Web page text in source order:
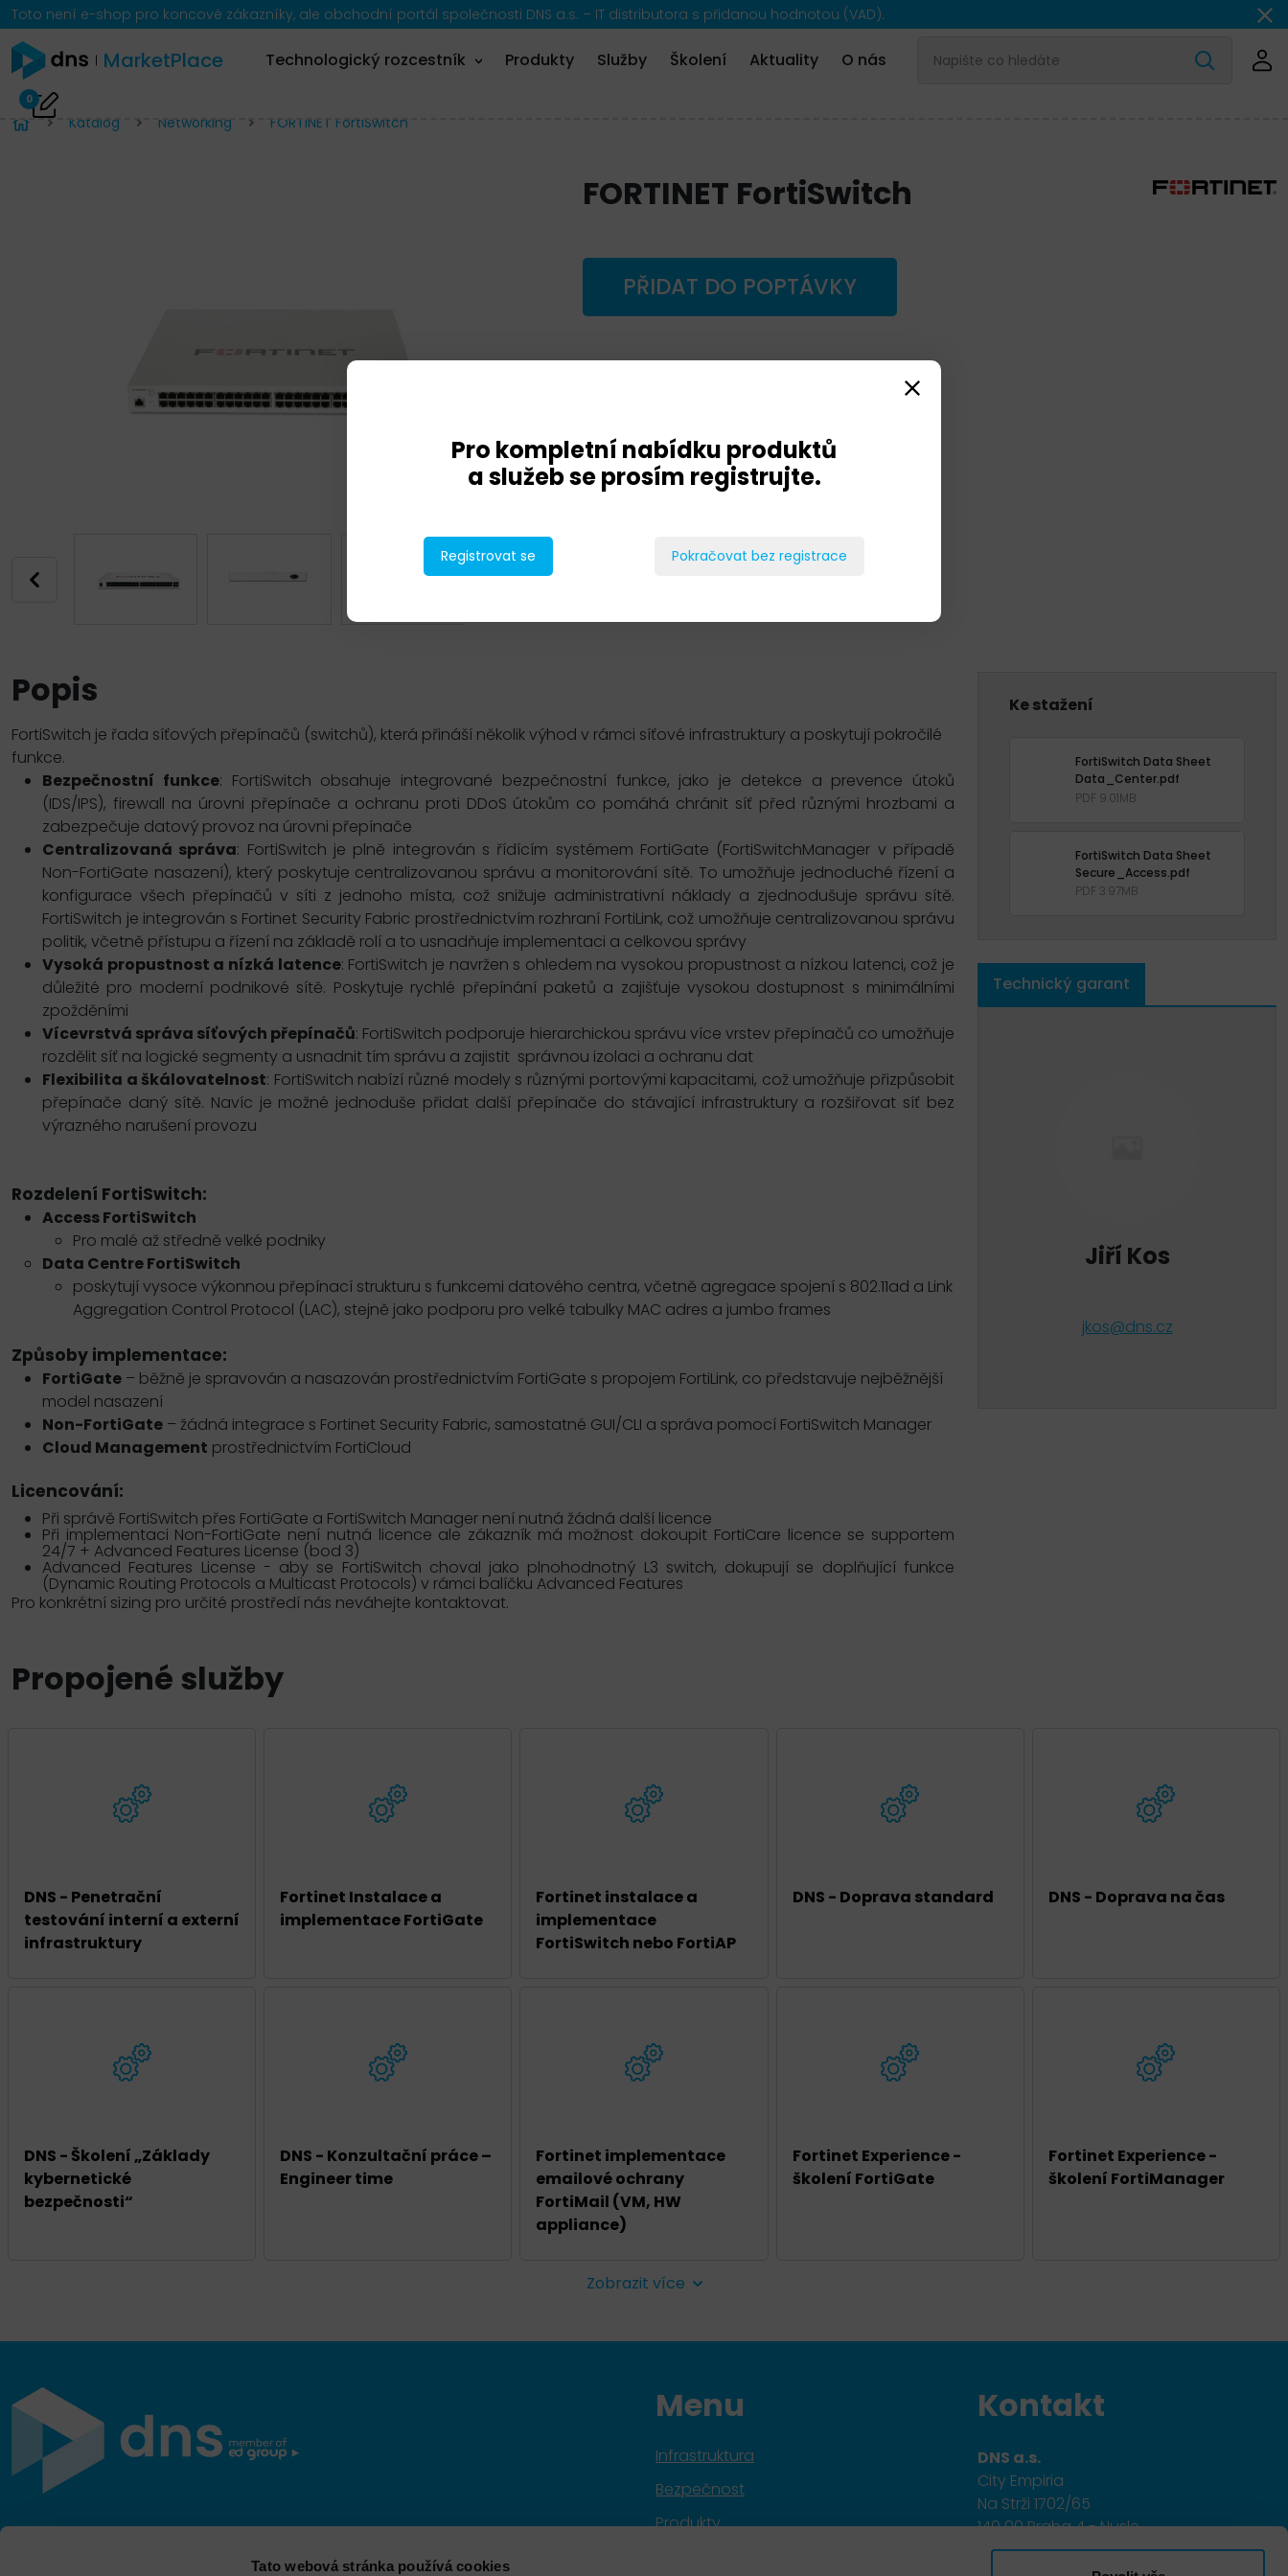
Tato webová stránka používá cookies
Toto není e-shop pro koncové zákazníky, ale obchodní portál společnosti DNS a.s. – IT distributora s přidanou hodnotou (VAD).
MarketPlace Technologický rozcestník Produkty Služby Školení Aktuality O nás
0
Katalog Networking FORTINET FortiSwitch
FORTINET FortiSwitch
PŘIDAT DO POPTÁVKY
Popis
FortiSwitch je řada síťových přepínačů (switchů), která přináší několik výhod v rámci síťové infrastruktury a poskytují pokročilé
funkce.
Bezpečnostní funkce: FortiSwitch obsahuje integrované bezpečnostní funkce, jako je detekce a prevence útoků
(IDS/IPS), firewall na úrovni přepínače a ochranu proti DDoS útokům co pomáhá chránit síť před různými hrozbami a
zabezpečuje datový provoz na úrovni přepínače
Centralizovaná správa: FortiSwitch je plně integrován s řídícím systémem FortiGate (FortiSwitchManager v případě
Non-FortiGate nasazení), který poskytuje centralizovanou správu a monitorování sítě. To umožňuje jednoduché řízení a
konfigurace všech přepínačů v síti z jednoho místa, což snižuje administrativní náklady a zjednodušuje správu sítě.
FortiSwitch je integrován s Fortinet Security Fabric prostřednictvím rozhraní FortiLink, což umožňuje centralizovanou správu
politik, včetně přístupu a řízení na základě rolí a to usnadňuje implementaci a celkovou správy
Vysoká propustnost a nízká latence: FortiSwitch je navržen s ohledem na vysokou propustnost a nízkou latenci, což je
důležité pro moderní podnikové sítě. Poskytuje rychlé přepínání paketů a zajišťuje vysokou dostupnost s minimálními
zpožděními
Vícevrstvá správa síťových přepínačů: FortiSwitch podporuje hierarchickou správu více vrstev přepínačů co umožňuje
rozdělit síť na logické segmenty a usnadnit tím správu a zajistit správnou izolaci a ochranu dat
Flexibilita a škálovatelnost: FortiSwitch nabízí různé modely s různými portovými kapacitami, což umožňuje přizpůsobit
přepínače daný sítě. Navíc je možné jednoduše přidat další přepínače do stávající infrastruktury a rozšiřovat síť bez
výrazného narušení provozu
Rozdelení FortiSwitch:
Access FortiSwitch
Pro malé až středně velké podniky
Data Centre FortiSwitch
poskytují vysoce výkonnou přepínací strukturu s funkcemi datového centra, včetně agregace spojení s 802.11ad a Link
Aggregation Control Protocol (LAC), stejně jako podporu pro velké tabulky MAC adres a jumbo frames
Způsoby implementace:
FortiGate – běžně je spravován a nasazován prostřednictvím FortiGate s propojem FortiLink, co představuje nejběžnější
model nasazení
Non-FortiGate – žádná integrace s Fortinet Security Fabric, samostatné GUI/CLI a správa pomocí FortiSwitch Manager
Cloud Management prostřednictvím FortiCloud
Licencování:
Při správě FortiSwitch přes FortiGate a FortiSwitch Manager není nutná žádná další licence
Při implementaci Non-FortiGate není nutná licence ale zákazník má možnost dokoupit FortiCare licence se supportem
24/7 + Advanced Features License (bod 3)
Advanced Features License - aby se FortiSwitch choval jako plnohodnotný L3 switch, dokupují se doplňující funkce
(Dynamic Routing Protocols a Multicast Protocols) v rámci balíčku Advanced Features
Pro konkrétní sizing pro určité prostředí nás neváhejte kontaktovat.
Ke stažení
FortiSwitch Data Sheet
Data_Center.pdf
PDF 9.01MB
FortiSwitch Data Sheet
Secure_Access.pdf
PDF 3.97MB
Technický garant
Jiří Kos
jkos@dns.cz
Propojené služby
DNS - Penetrační
testování interní a externí
infrastruktury
Fortinet Instalace a
implementace FortiGate
Fortinet instalace a
implementace
FortiSwitch nebo FortiAP
DNS - Doprava standard DNS - Doprava na čas
DNS - Školení „Základy
kybernetické
bezpečnosti“
DNS - Konzultační práce –
Engineer time
Fortinet implementace
emailové ochrany
FortiMail (VM, HW
appliance)
Fortinet Experience -
školení FortiGate
Fortinet Experience -
školení FortiManager
Zobrazit více
Menu
Infrastruktura
Bezpečnost
Produkty
Kontakt
DNS a.s.
City Empiria
Na Strži 1702/65
140 00 Praha 4 - Nusle
Pro kompletní nabídku produktů
a služeb se prosím registrujte.
Registrovat se Pokračovat bez registrace